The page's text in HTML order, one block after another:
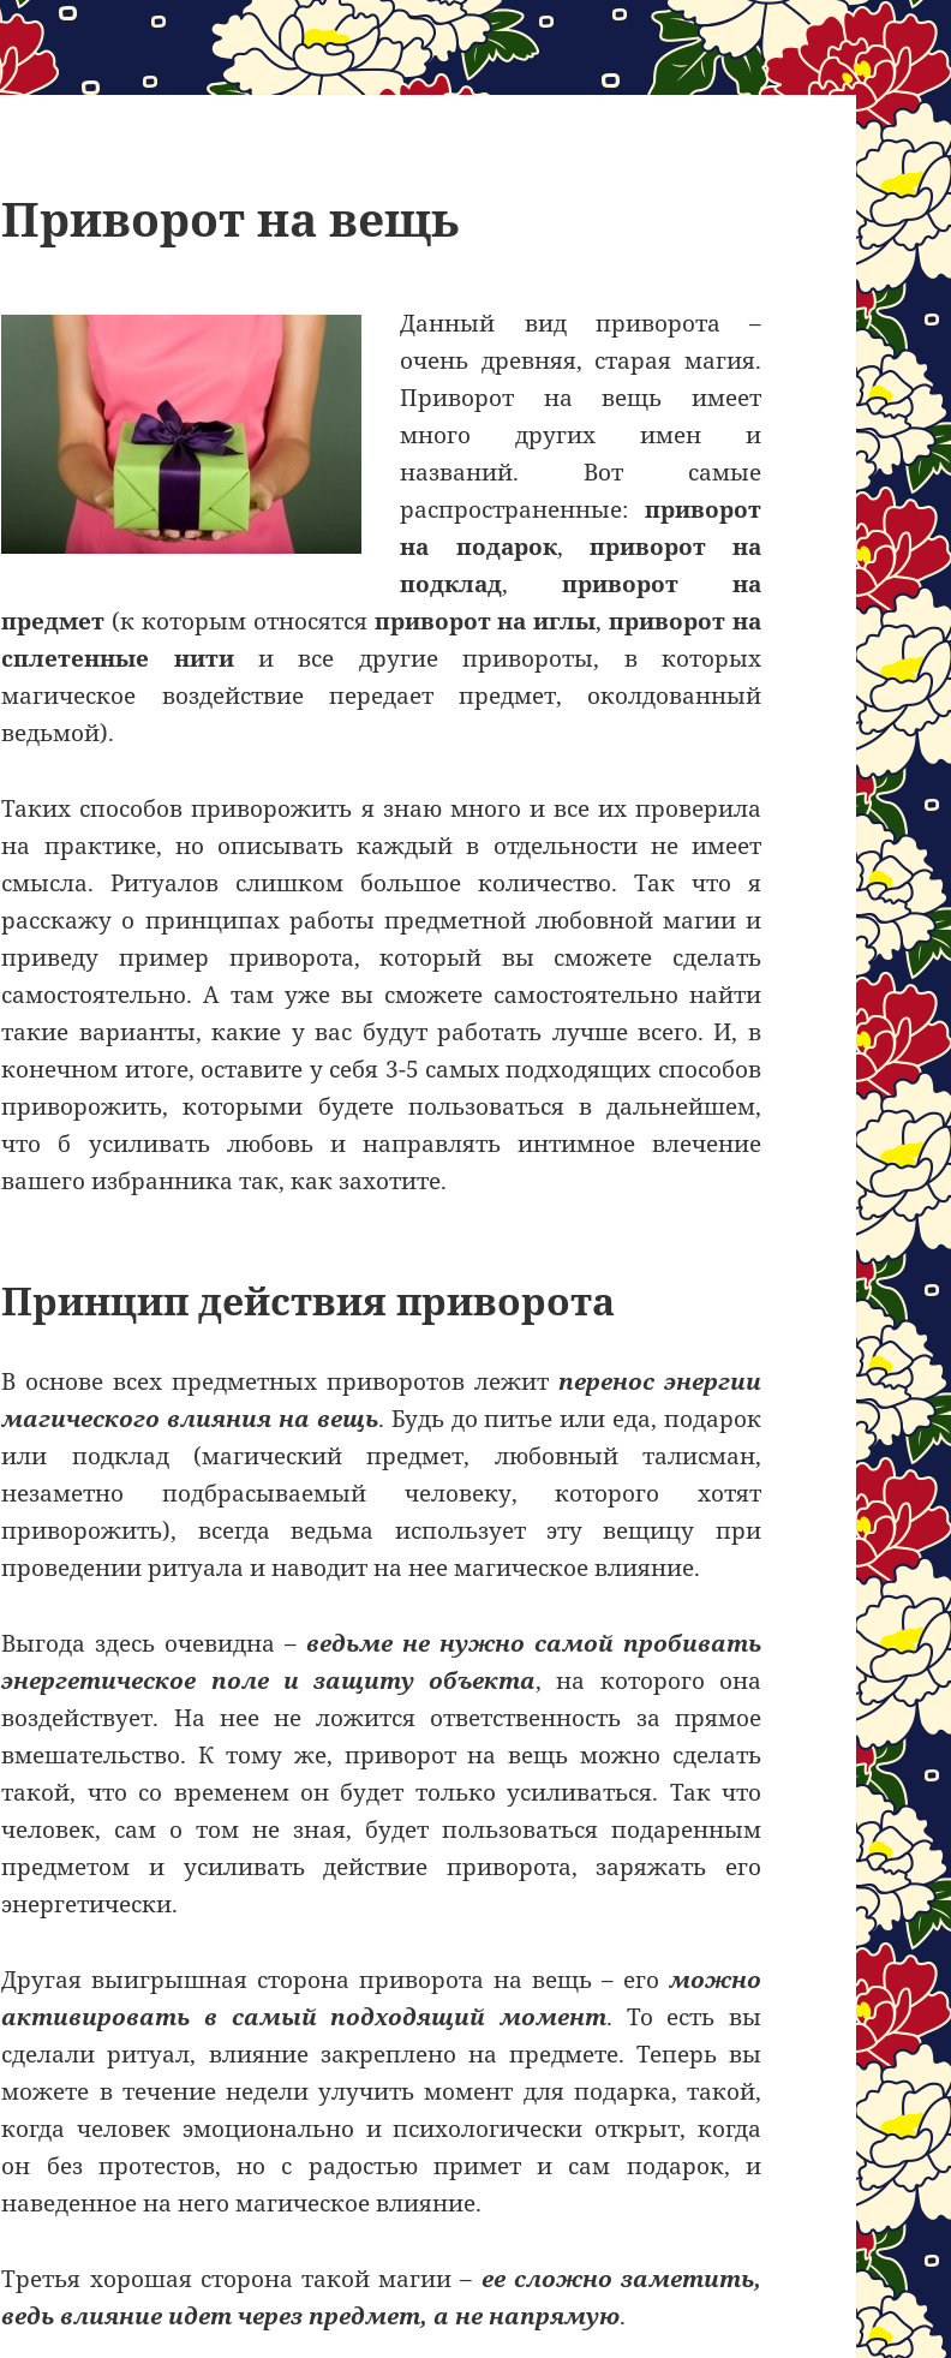
Приворот на вещь
Данный вид приворота –
очень древняя, старая магия.
Приворот на вещь имеет
много других имен и
названий. Вот самые
распространенные: приворот
на подарок, приворот на
подклад,приворот на
предмет (к которым относятся приворот на иглы,приворот на
сплетенные нитии все другие привороты, в которых
магическое воздействие передает предмет, околдованный
ведьмой).
Таких способов приворожить я знаю много и все их проверила
на практике, но описывать каждый в отдельности не имеет
смысла. Ритуалов слишком большое количество. Так что я
расскажу о принципах работы предметной любовной магии и
приведу пример приворота, который вы сможете сделать
самостоятельно. А там уже вы сможете самостоятельно найти
такие варианты, какие у вас будут работать лучше всего. И, в
конечном итоге, оставите у себя 3-5 самых подходящих способов
приворожить, которыми будете пользоваться в дальнейшем,
что б усиливать любовь и направлять интимное влечение
вашего избранника так, как захотите.
Принцип действия приворота
В основе всех предметных приворотов лежит перенос энергии
магического влияния на вещь. Будь до питье или еда, подарок
или подклад (магический предмет, любовный талисман,
незаметно подбрасываемый человеку, которого хотят
приворожить), всегда ведьма использует эту вещицу при
проведении ритуала и наводит на нее магическое влияние.
Выгода здесь очевидна –ведьме не нужно самой пробивать
энергетическое поле и защиту объекта, на которого она
воздействует. На нее не ложится ответственность за прямое
вмешательство. К тому же, приворот на вещь можно сделать
такой, что со временем он будет только усиливаться. Так что
человек, сам о том не зная, будет пользоваться подаренным
предметом и усиливать действие приворота, заряжать его
энергетически.
Другая выигрышная сторона приворота на вещь – его можно
активировать в самый подходящий момент. То есть вы
сделали ритуал, влияние закреплено на предмете. Теперь вы
можете в течение недели улучить момент для подарка, такой,
когда человек эмоционально и психологически открыт, когда
он без протестов, но с радостью примет и сам подарок, и
наведенное на него магическое влияние.
Третья хорошая сторона такой магии – ее сложно заметить,
ведь влияние идет через предмет, а не напрямую.